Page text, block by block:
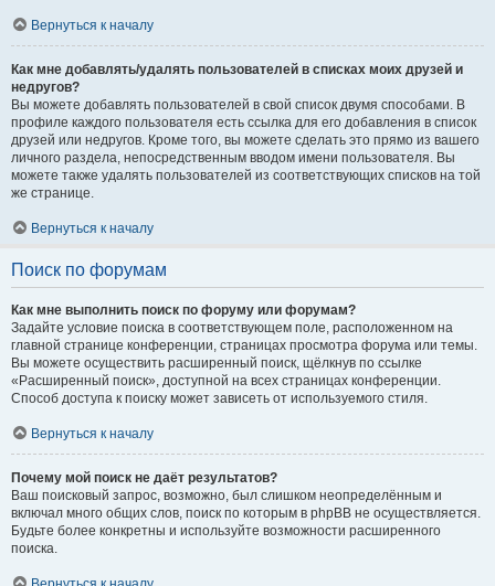
Вернуться к началу
Как мне добавлять/удалять пользователей в списках моих друзей и
недругов?
Вы можете добавлять пользователей в свой список двумя способами. В
профиле каждого пользователя есть ссылка для его добавления в список
друзей или недругов. Кроме того, вы можете сделать это прямо из вашего
личного раздела, непосредственным вводом имени пользователя. Вы
можете также удалять пользователей из соответствующих списков на той
же странице.
Вернуться к началу
Поиск по форумам
Как мне выполнить поиск по форуму или форумам?
Задайте условие поиска в соответствующем поле, расположенном на
главной странице конференции, страницах просмотра форума или темы.
Вы можете осуществить расширенный поиск, щёлкнув по ссылке
«Расширенный поиск», доступной на всех страницах конференции.
Способ доступа к поиску может зависеть от используемого стиля.
Вернуться к началу
Почему мой поиск не даёт результатов?
Ваш поисковый запрос, возможно, был слишком неопределённым и
включал много общих слов, поиск по которым в phpBB не осуществляется.
Будьте более конкретны и используйте возможности расширенного
поиска.